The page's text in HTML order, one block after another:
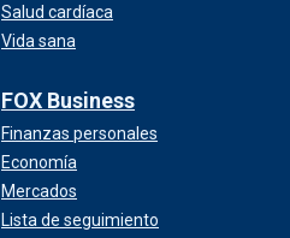
Salud cardíaca
Vida sana
FOX Business
Finanzas personales
Economía
Mercados
Lista de seguimiento